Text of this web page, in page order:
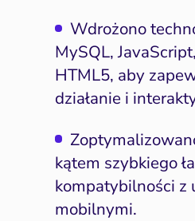
Wdrożono
MySQL,
HTML5, aby
działanie i
kątem szybkiego
kompatybilności z
mobilnymi.